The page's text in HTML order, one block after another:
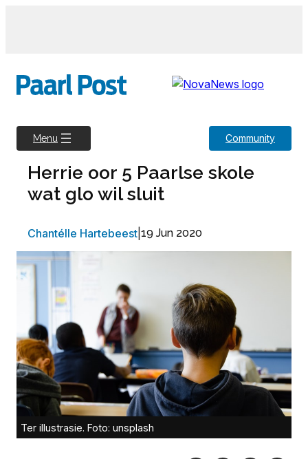
Menu Community
Herrie oor 5 Paarlse skole
wat glo wil sluit
Chantélle Hartebeest 19 Jun 2020
Ter illustrasie. Foto: unsplash